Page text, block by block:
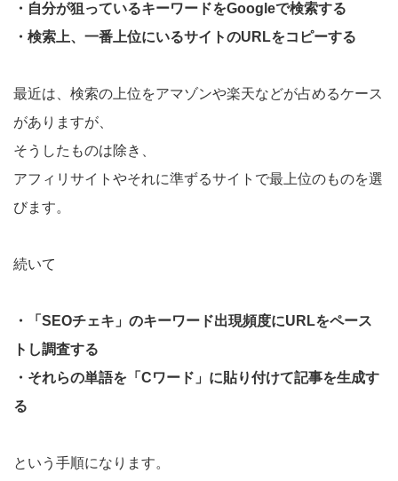
・自分が狙っているキーワードをGoogleで検索する
・検索上、一番上位にいるサイトのURLをコピーする
最近は、検索の上位をアマゾンや楽天などが占めるケース
がありますが、
そうしたものは除き、
アフィリサイトやそれに準ずるサイトで最上位のものを選
びます。
続いて
・ 「SEOチェキ」のキーワード出現頻度にURLをペース
トし調査する
・それらの単語を「Cワード」に貼り付けて記事を生成す
る
という手順になります。